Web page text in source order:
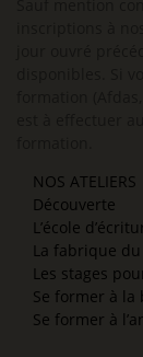
NOS ATELIERS
Découverte
L’école
La fabrique
Les stages
Se former à la
Se former à